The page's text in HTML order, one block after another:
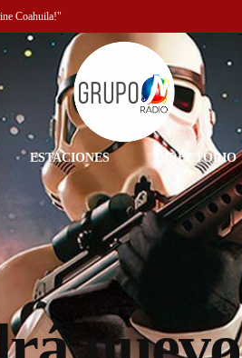
Coahuila!"
ESTACIONES DIRECTORIO